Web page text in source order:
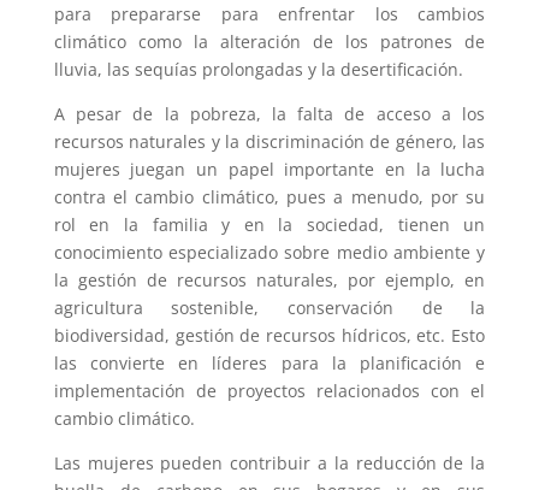
para prepararse para enfrentar los cambios
climático como la alteración de los patrones de
lluvia, las sequías prolongadas y la desertificación.
A pesar de la pobreza, la falta de acceso a los
recursos naturales y la discriminación de género, las
mujeres juegan un papel importante en la lucha
contra el cambio climático, pues a menudo, por su
rol en la familia y en la sociedad, tienen un
conocimiento especializado sobre medio ambiente y
la gestión de recursos naturales, por ejemplo, en
agricultura sostenible, conservación de la
biodiversidad, gestión de recursos hídricos, etc. Esto
las convierte en líderes para la planificación e
implementación de proyectos relacionados con el
cambio climático.
Las mujeres pueden contribuir a la reducción de la